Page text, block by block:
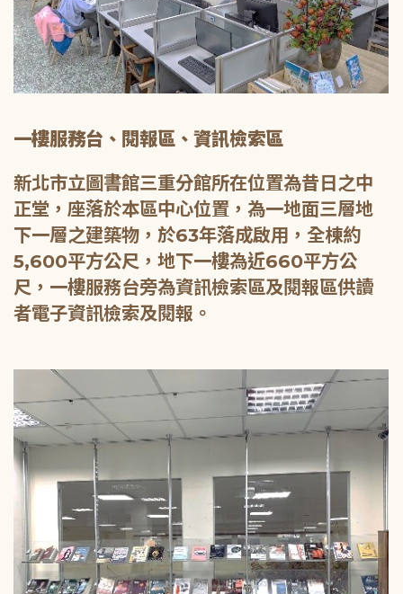
一樓服務台、閱報區、資訊檢索區
新北市立圖書館三重分館所在位置為昔日之中
正堂，座落於本區中心位置，為一地面三層地
下一層之建築物，於63年落成啟用，全棟約
5,600平方公尺，地下一樓為近660平方公
尺，一樓服務台旁為資訊檢索區及閱報區供讀
者電子資訊檢索及閱報。